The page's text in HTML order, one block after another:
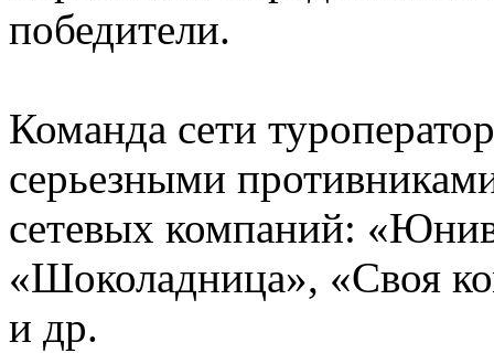
победители.
Команда сети
серьезными
сетевых компаний:
«Шоколадница», «Своя
и др.